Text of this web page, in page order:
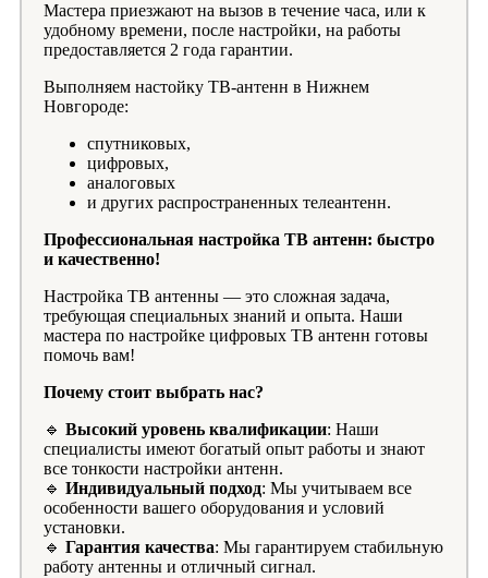
Мастера приезжают на вызов в течение часа, или к
удобному времени, после настройки, на работы
предоставляется 2 года гарантии.
Выполняем настойку ТВ-антенн в Нижнем
Новгороде:
спутниковых,
цифровых,
аналоговых
и других распространенных телеантенн.
Профессиональная настройка ТВ антенн: быстро
и качественно!
Настройка ТВ антенны — это сложная задача,
требующая специальных знаний и опыта. Наши
мастера по настройке цифровых ТВ антенн готовы
помочь вам!
Почему стоит выбрать нас?
🔹 Высокий уровень квалификации: Наши
специалисты имеют богатый опыт работы и знают
все тонкости настройки антенн.
🔹 Индивидуальный подход: Мы учитываем все
особенности вашего оборудования и условий
установки.
🔹 Гарантия качества: Мы гарантируем стабильную
работу антенны и отличный сигнал.